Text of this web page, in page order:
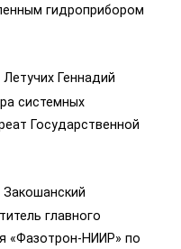
гидроприбором
Геннадий
системных
Государственной
главного
«Фазотрон-НИИР» по